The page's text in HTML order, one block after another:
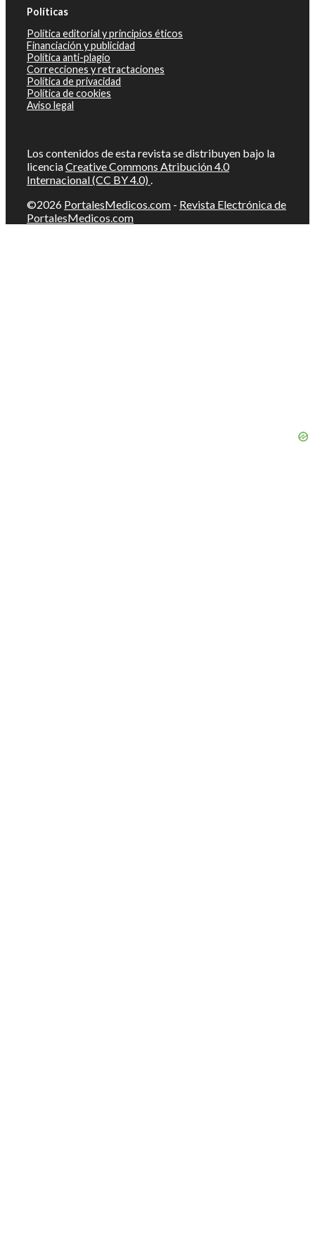
Políticas
Política editorial y principios éticos
Financiación y publicidad
Política anti-plagio
Correcciones y retractaciones
Política de privacidad
Política de cookies
Aviso legal
Los contenidos de esta revista se distribuyen bajo la
licenciaCreative Commons Atribución 4.0
Internacional (CC BY 4.0) .
©2026 PortalesMedicos.com - Revista Electrónica de
PortalesMedicos.com